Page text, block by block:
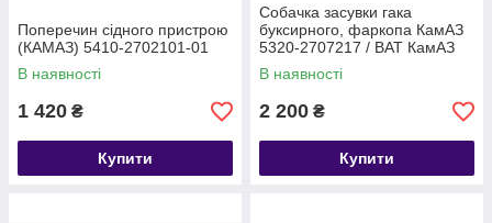
Поперечин сідного пристрою
(КАМАЗ) 5410-2702101-01
В наявності
1 420 ₴
Купити
Собачка засувки гака
буксирного, фаркопа КамАЗ
5320-2707217 / ВАТ КамАЗ
В наявності
2 200 ₴
Купити